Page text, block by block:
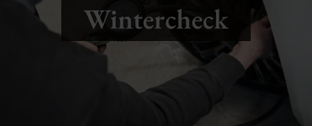
Wintercheck